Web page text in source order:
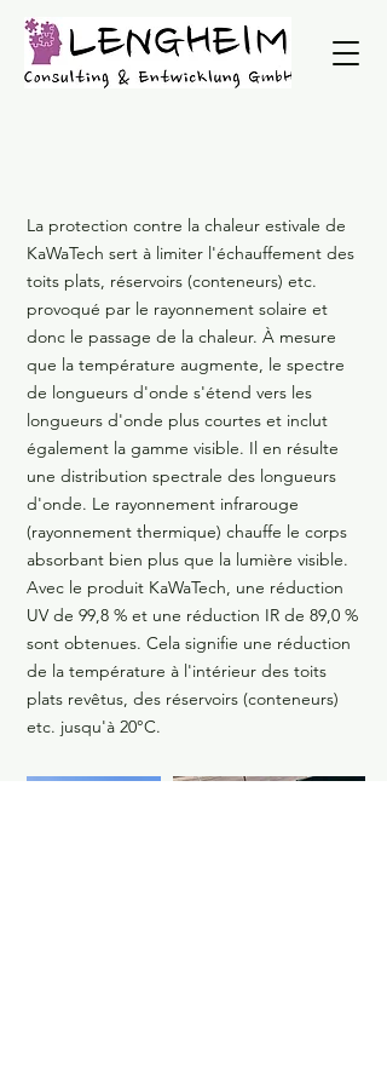
La protection contre la chaleur estivale de
KaWaTech sert à limiter l'échauffement des
toits plats, réservoirs (conteneurs) etc.
provoqué par le rayonnement solaire et
donc le passage de la chaleur. À mesure
que la température augmente, le spectre
de longueurs d'onde s'étend vers les
longueurs d'onde plus courtes et inclut
également la gamme visible. Il en résulte
une distribution spectrale des longueurs
d'onde. Le rayonnement infrarouge
(rayonnement thermique) chauffe le corps
absorbant bien plus que la lumière visible.
Avec le produit KaWaTech, une réduction
UV de 99,8 % et une réduction IR de 89,0 %
sont obtenues. Cela signifie une réduction
de la température à l'intérieur des toits
plats revêtus, des réservoirs (conteneurs)
etc. jusqu'à 20°C.